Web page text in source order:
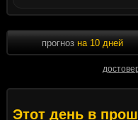
прогноз на 10 дней
Этот день в